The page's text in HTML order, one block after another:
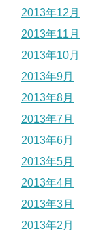
2013年12月
2013年11月
2013年10月
2013年9月
2013年8月
2013年7月
2013年6月
2013年5月
2013年4月
2013年3月
2013年2月